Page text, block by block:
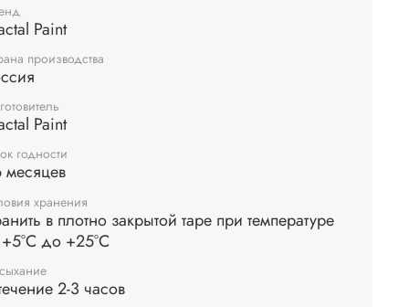
Paint
производства
Paint
годности
месяцев
хранения
в плотно закрытой таре при температуре
+5°С до +25°С
2-3 часов